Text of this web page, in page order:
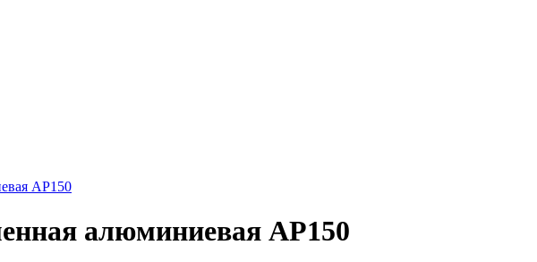
AP150
алюминиевая AP150